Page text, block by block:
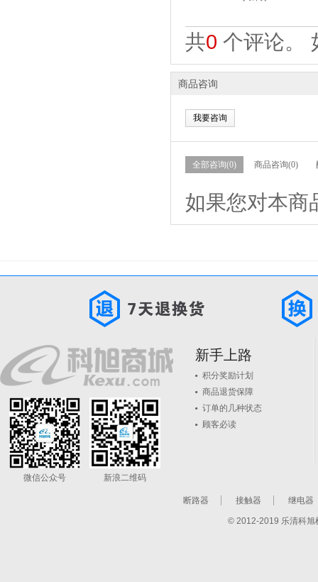
共0 个评论。
商品咨询
我要咨询
全部咨询(0) 商品咨询(0)
如果您对本商
微信公众号 新浪二维码
新手上路
积分奖励计划
商品退货保障
订单的几种状态
顾客必读
断路器 接触器 继电器
© 2012-2019 乐清科旭